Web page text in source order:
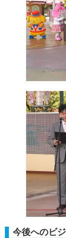
今後へのビ